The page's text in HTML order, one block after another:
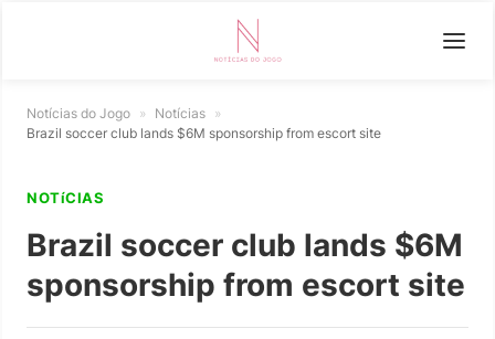
Notícias do Jogo » Notícias »
Brazil soccer club lands $6M sponsorship from escort site
NOTíCIAS
Brazil soccer club lands $6M
sponsorship from escort site